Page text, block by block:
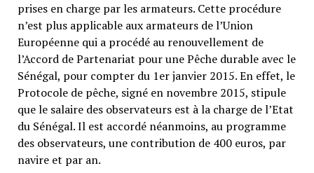
prises en charge par les armateurs. Cette procédure
n’est plus applicable aux armateurs de l’Union
Européenne qui a procédé au renouvellement de
l’Accord de Partenariat pour une Pêche durable avec le
Sénégal, pour compter du 1er janvier 2015. En effet, le
Protocole de pêche, signé en novembre 2015, stipule
que le salaire des observateurs est à la charge de l’Etat
du Sénégal. Il est accordé néanmoins, au programme
des observateurs, une contribution de 400 euros, par
navire et par an.